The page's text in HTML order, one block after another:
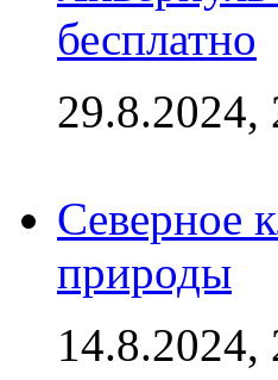
бесплатно
29.8.2024,
Северное
природы
14.8.2024,